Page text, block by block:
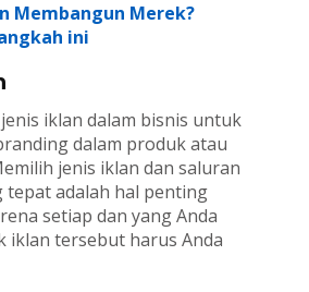
Membangun Merek?
ini
iklan dalam bisnis untuk
dalam produk atau
jenis iklan dan saluran
tepat adalah hal penting
setiap dan yang Anda
iklan tersebut harus Anda